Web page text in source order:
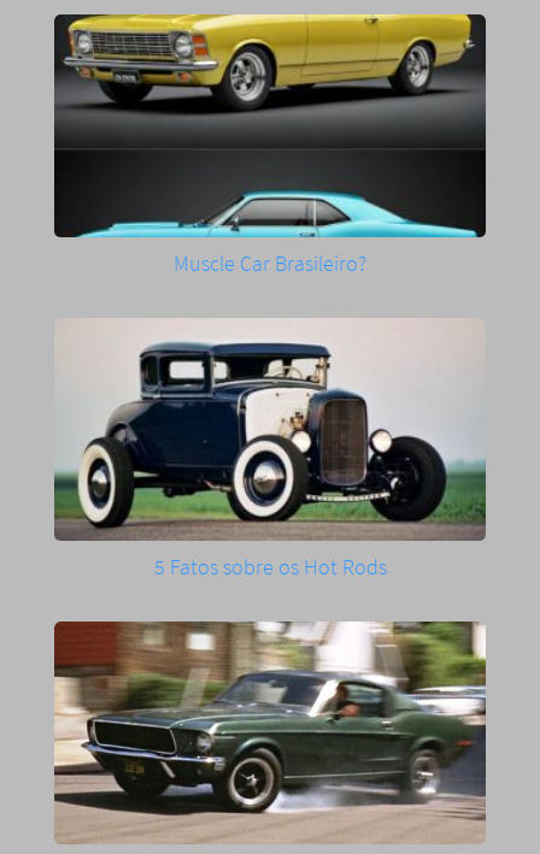
Muscle Car Brasileiro?
5 Fatos sobre os Hot Rods